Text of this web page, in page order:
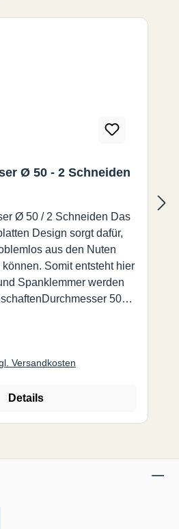
Ø 50 - 2 Schneiden
Ø 50 / 2 Schneiden Das
Design sorgt dafür,
aus den Nuten
Somit entsteht hier
Spanklemmer werden
50
Breiten möglich.
bietet und
der UFO-Familie
Durchmesser: 50 mm
Versandkosten
Details